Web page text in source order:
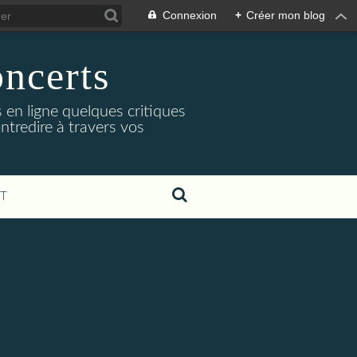
Connexion + Créer mon blog
ligne quelques critiques
à travers vos